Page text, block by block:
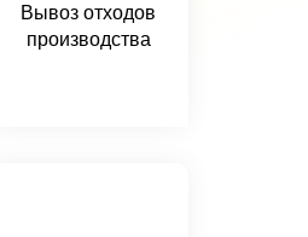
Вывоз отходов
производства